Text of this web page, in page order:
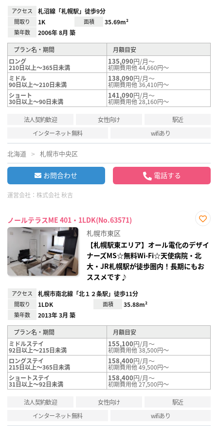
アクセス 札沼線「札幌駅」徒歩9分
間取り 1K 面積 35.69m²
築年数 2006年 8月 築
プラン名・期間
月額目安
ロング
210日以上～365日未満
135,090円/月～
初期費用他 44,660円～
ミドル
90日以上～210日未満
138,090円/月～
初期費用他 36,410円～
ショート
30日以上～90日未満
141,090円/月～
初期費用他 28,160円～
法人契約歓迎 女性向け
駅近
インターネット無料
wifiあり
北海道 札幌市中央区
お問合わせ 電話する
運営会社： 株式会社 秋吉
ノールテラスME 401・1LDK(No.63571)
り登
録
札幌市東区
【札幌駅東エリア】オール電化のデザイ
ナーズMS☆無料Wi-Fi☆天使病院・北
大・JR札幌駅が徒歩圏内！長期にもお
ススメです♪
アクセス 札幌市南北線「北１２条駅」徒歩11分
間取り 1LDK 面積 35.88m²
築年数 2013年 3月 築
プラン名・期間
月額目安
ミドルステイ
92日以上～215日未満
155,100円/月～
初期費用他 38,500円～
ロングステイ
215日以上～365日未満
158,400円/月～
初期費用他 49,500円～
ショートステイ
31日以上～92日未満
158,400円/月～
初期費用他 27,500円～
法人契約歓迎 女性向け
駅近
インターネット無料
wifiあり